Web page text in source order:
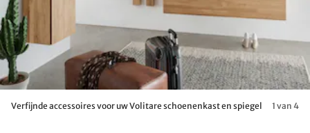
Verfijnde accessoires voor uw Volitare schoenenkast en spiegel 1 van 4